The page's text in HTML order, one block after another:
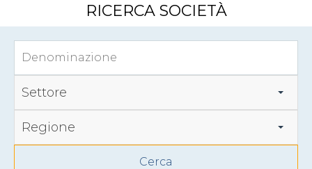
RICERCA SOCIETÀ
Settore
Regione